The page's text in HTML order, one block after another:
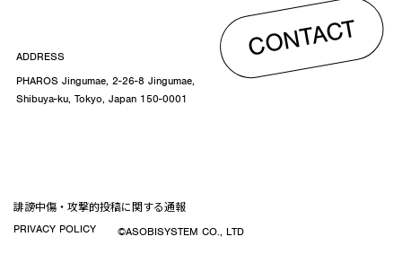
CONTACT
ADDRESS
PHAROS Jingumae, 2-26-8 Jingumae,
Shibuya-ku, Tokyo, Japan 150-0001
誹謗中傷・攻撃的投稿に関する通報
PRIVACY POLICY
©ASOBISYSTEM CO., LTD